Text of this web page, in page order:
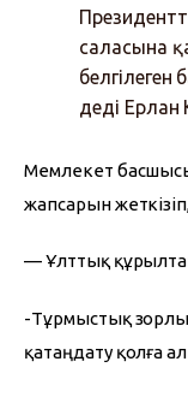
саласына
деді Ерлан
Мемлекет
жапсарын
— Ұлттық
-Тұрмыстық
қатаңдату қолға